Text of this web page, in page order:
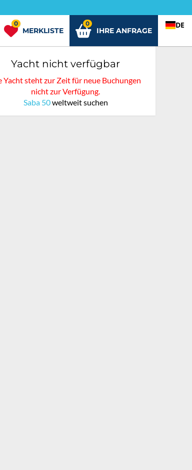
MERKLISTE
0
IHRE ANFRAGE
0 DE
Yacht nicht verfügbar
Yacht steht zur Zeit für neue Buchungen
nicht zur Verfügung.
Saba 50weltweit suchen